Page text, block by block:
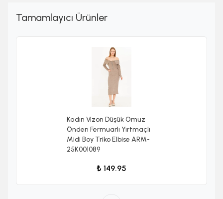
Tamamlayıcı Ürünler
Kadın Vizon Düşük Omuz
Önden Fermuarlı Yırtmaçlı
Midi Boy Triko Elbise ARM-
25K001089
₺ 149.95